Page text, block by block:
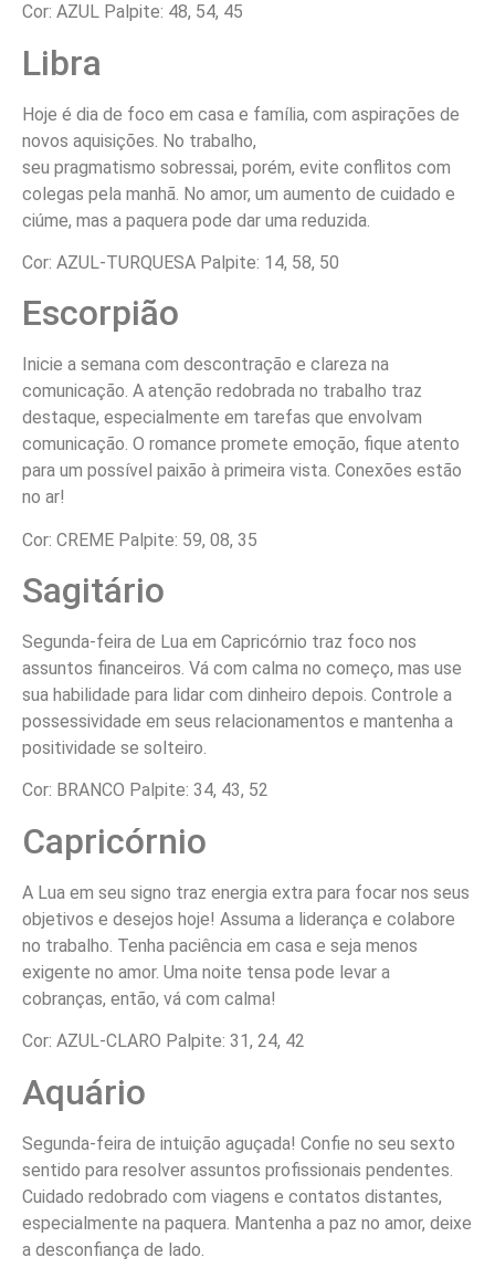
Cor: AZUL Palpite: 48, 54, 45
Libra
Hoje é dia de foco em casa e família, com aspirações de
novos aquisições. No trabalho,
seu pragmatismo sobressai, porém, evite conflitos com
colegas pela manhã. No amor, um aumento de cuidado e
ciúme, mas a paquera pode dar uma reduzida.
Cor: AZUL-TURQUESA Palpite: 14, 58, 50
Escorpião
Inicie a semana com descontração e clareza na
comunicação. A atenção redobrada no trabalho traz
destaque, especialmente em tarefas que envolvam
comunicação. O romance promete emoção, fique atento
para um possível paixão à primeira vista. Conexões estão
no ar!
Cor: CREME Palpite: 59, 08, 35
Sagitário
Segunda-feira de Lua em Capricórnio traz foco nos
assuntos financeiros. Vá com calma no começo, mas use
sua habilidade para lidar com dinheiro depois. Controle a
possessividade em seus relacionamentos e mantenha a
positividade se solteiro.
Cor: BRANCO Palpite: 34, 43, 52
Capricórnio
A Lua em seu signo traz energia extra para focar nos seus
objetivos e desejos hoje! Assuma a liderança e colabore
no trabalho. Tenha paciência em casa e seja menos
exigente no amor. Uma noite tensa pode levar a
cobranças, então, vá com calma!
Cor: AZUL-CLARO Palpite: 31, 24, 42
Aquário
Segunda-feira de intuição aguçada! Confie no seu sexto
sentido para resolver assuntos profissionais pendentes.
Cuidado redobrado com viagens e contatos distantes,
especialmente na paquera. Mantenha a paz no amor, deixe
a desconfiança de lado.